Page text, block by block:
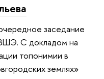
заседание
С докладом на
топонимии в
землях»